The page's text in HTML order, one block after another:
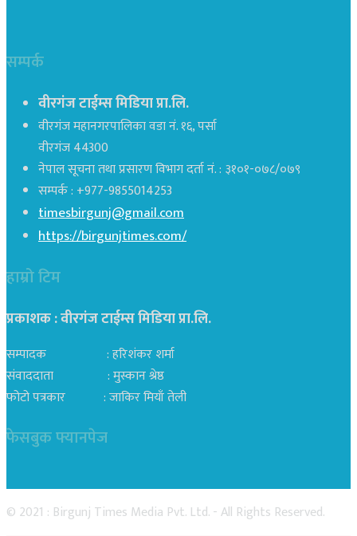
सम्पर्क
वीरगंज टाईम्स मिडिया प्रा.लि.
वीरगंज महानगरपालिका वडा नं. १६, पर्सा
वीरगंज 44300
नेपाल सूचना तथा प्रसारण विभाग दर्ता नं. : ३१०१-०७८/०७९
सम्पर्क : +977-9855014253
timesbirgunj@gmail.com
https://birgunjtimes.com/
हाम्रो टिम
प्रकाशक : वीरगंज टाईम्स मिडिया प्रा‍.लि.
सम्पादक : हरिशंकर शर्मा
संवाददाता : मुस्कान श्रेष्ठ
फोटो पत्रकार : जाकिर मियाँ तेली
फेसबुक फ्यानपेज
© 2021 : Birgunj Times Media Pvt. Ltd. - All Rights Reserved.